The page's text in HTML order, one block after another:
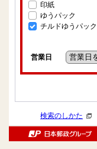
印紙
ゆうパック
チルドゆうパック
営業日
検索のしかた